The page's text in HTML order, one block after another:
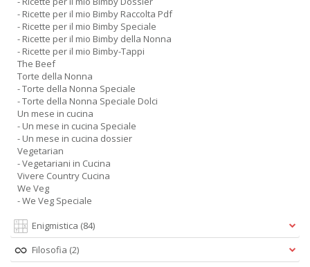
- Ricette per il mio Bimby Raccolta Pdf
- Ricette per il mio Bimby Speciale
- Ricette per il mio Bimby della Nonna
- Ricette per il mio Bimby-Tappi
The Beef
Torte della Nonna
- Torte della Nonna Speciale
- Torte della Nonna Speciale Dolci
Un mese in cucina
- Un mese in cucina Speciale
- Un mese in cucina dossier
Vegetarian
- Vegetariani in Cucina
Vivere Country Cucina
We Veg
- We Veg Speciale
Enigmistica (84)
Filosofia (2)